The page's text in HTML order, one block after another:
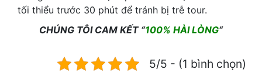
tối thiểu trước 30 phút để tránh bị trễ tour.
CHÚNG TÔI CAM KẾT “100% HÀI LÒNG“
5/5 - (1 bình chọn)